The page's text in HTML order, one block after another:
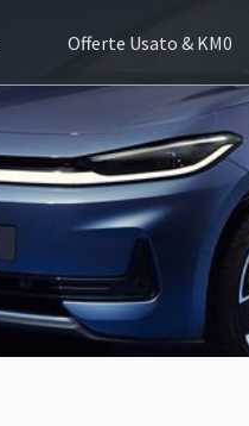
Offerte Usato & KM0